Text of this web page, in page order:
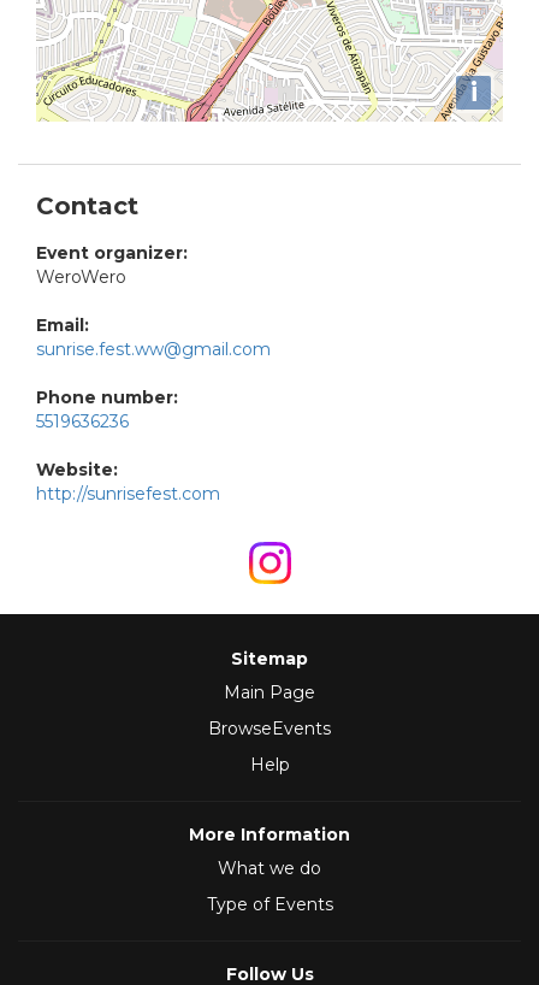
i
Contact
Event organizer:
WeroWero
Email:
sunrise.fest.ww@gmail.com
Phone number:
5519636236
Website:
http://sunrisefest.com
Sitemap
Main Page
BrowseEvents
Help
More Information
What we do
Type of Events
Follow Us